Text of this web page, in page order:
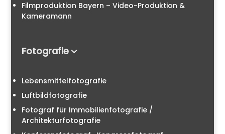
Filmproduktion Bayern – Video-Produktion &
Kameramann
Fotografie
Lebensmittelfotografie
Luftbildfotografie
Fotograf für Immobilienfotografie /
Architekturfotografie